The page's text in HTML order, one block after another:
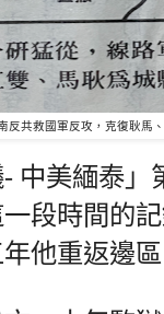
反共救國軍反攻，克復耿馬
中美緬泰」
段時間的
他重返邊